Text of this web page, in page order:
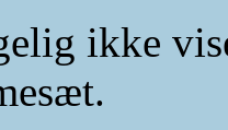
ikke